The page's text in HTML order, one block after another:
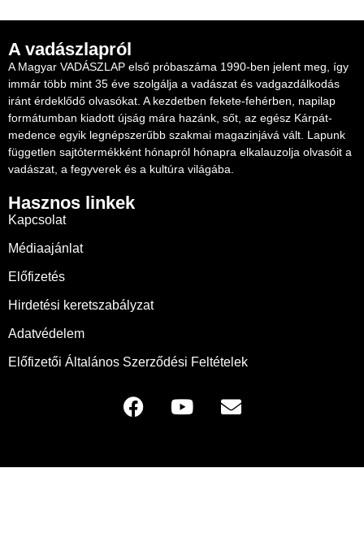
A vadászlapról
A Magyar VADÁSZLAP első próbaszáma 1990-ben jelent meg, így
immár több mint 35 éve szolgálja a vadászat és vadgazdálkodás
iránt érdeklődő olvasókat. A kezdetben fekete-fehérben, napilap
formátumban kiadott újság mára hazánk, sőt, az egész Kárpát-
medence egyik legnépszerűbb szakmai magazinjává vált. Lapunk
független sajtótermékként hónapról hónapra elkalauzolja olvasóit a
vadászat, a fegyverek és a kultúra világába.
Hasznos linkek
Kapcsolat
Médiaajánlat
Előfizetés
Hirdetési keretszabályzat
Adatvédelem
Előfizetői Általános Szerződési Feltételek